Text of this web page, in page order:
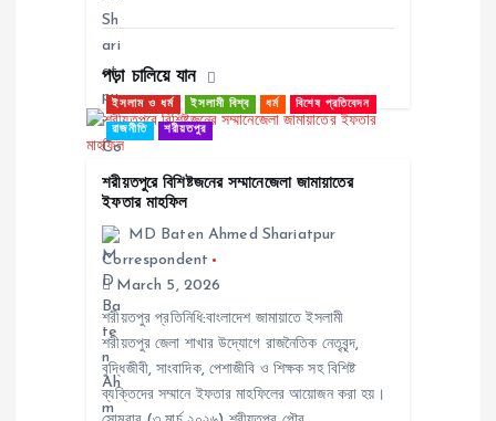
পড়া চালিয়ে যান
ইসলাম ও ধর্ম ইসলামী বিশ্ব ধর্ম বিশেষ প্রতিবেদন
রাজনীতি শরীয়তপুর
শরীয়তপুরে বিশিষ্টজনের সম্মানেজেলা জামায়াতের
ইফতার মাহফিল
MD Baten Ahmed Shariatpur
Correspondent
March 5, 2026
শরীয়তপুর প্রতিনিধি:বাংলাদেশ জামায়াতে ইসলামী
শরীয়তপুর জেলা শাখার উদ্যোগে রাজনৈতিক নেতৃবৃন্দ,
বুদ্ধিজীবী, সাংবাদিক, পেশাজীবি ও শিক্ষক সহ বিশিষ্ট
ব্যক্তিদের সম্মানে ইফতার মাহফিলের আয়োজন করা হয়।